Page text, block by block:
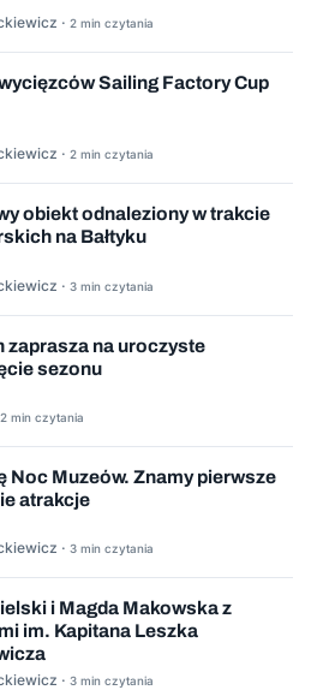
· 2 min czytania
Sailing Factory Cup
· 2 min czytania
obiekt odnaleziony w trakcie
na Bałtyku
· 3 min czytania
zaprasza na uroczyste
sezonu
2 min czytania
Noc Muzeów. Znamy pierwsze
atrakcje
· 3 min czytania
i Magda Makowska z
im. Kapitana Leszka
· 3 min czytania